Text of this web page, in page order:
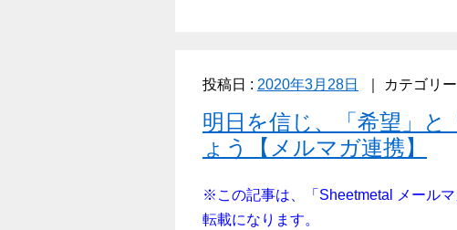
投稿日 : 2020年3月28日 カテゴリ
明日を信じ、「希望」と
ょう【メルマガ連携】
※この記事は、「Sheetmetal メール
転載になります。